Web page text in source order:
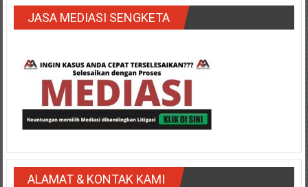
JASA MEDIASI SENGKETA
ALAMAT & KONTAK KAMI